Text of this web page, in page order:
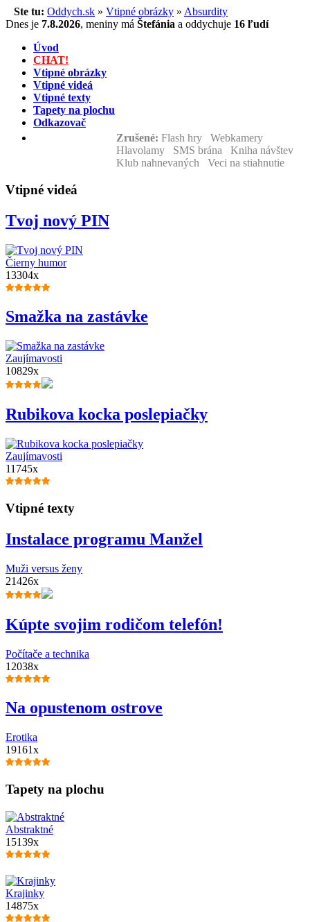
Ste tu: Oddych.sk » Vtipné obrázky » Absurdity
Dnes je 7.8.2026, meniny má Štefánia a oddychuje 16 ľudí
Úvod
CHAT!
Vtipné obrázky
Vtipné videá
Vtipné texty
Tapety na plochu
Odkazovač
Zrušené: Flash hry Webkamery
Hlavolamy SMS brána Kniha návštev
Klub nahnevaných Veci na stiahnutie
Vtipné videá
Tvoj nový PIN
Čierny humor
13304x
Smažka na zastávke
Zaujímavosti
10829x
Rubikova kocka poslepiačky
Zaujímavosti
11745x
Vtipné texty
Instalace programu Manžel
Muži versus ženy
21426x
Kúpte svojim rodičom telefón!
Počítače a technika
12038x
Na opustenom ostrove
Erotika
19161x
Tapety na plochu
Abstraktné
15139x
Krajinky
14875x